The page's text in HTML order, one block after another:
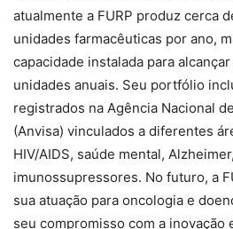
atualmente a FURP produz cerca
unidades farmacêuticas por ano,
capacidade instalada para
unidades anuais. Seu portfólio
registrados na Agência Nacional
(Anvisa) vinculados a diferentes
HIV/AIDS, saúde mental,
imunossupressores. No futuro, a
sua atuação para oncologia e
seu compromisso com a inovação